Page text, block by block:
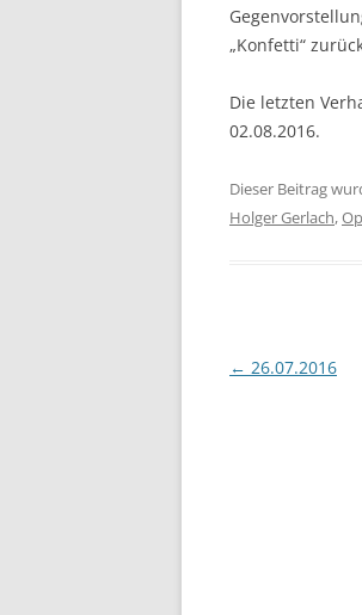
„Konfetti“
Die letzten
02.08.2016.
Dieser Beitrag
Holger Gerlach,
← 26.07.2016